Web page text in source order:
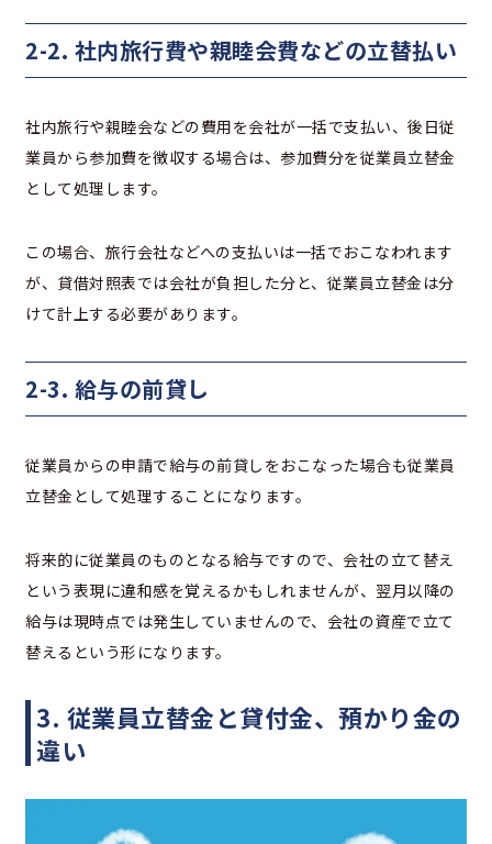
2-2. 社内旅行費や親睦会費などの立替払い
社内旅行や親睦会などの費用を会社が一括で支払い、後日従
業員から参加費を徴収する場合は、参加費分を従業員立替金
として処理します。
この場合、旅行会社などへの支払いは一括でおこなわれます
が、貸借対照表では会社が負担した分と、従業員立替金は分
けて計上する必要があります。
2-3. 給与の前貸し
従業員からの申請で給与の前貸しをおこなった場合も従業員
立替金として処理することになります。
将来的に従業員のものとなる給与ですので、会社の立て替え
という表現に違和感を覚えるかもしれませんが、翌月以降の
給与は現時点では発生していませんので、会社の資産で立て
替えるという形になります。
3. 従業員立替金と貸付金、預かり金の
違い